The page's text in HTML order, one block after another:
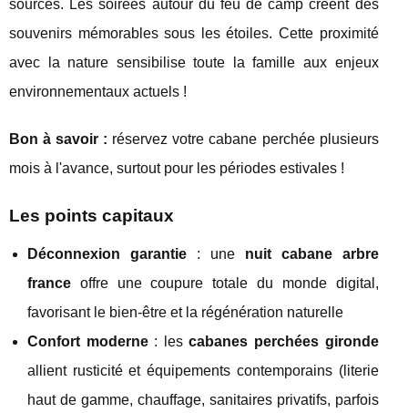
sources. Les soirées autour du feu de camp créent des
souvenirs mémorables sous les étoiles. Cette proximité
avec la nature sensibilise toute la famille aux enjeux
environnementaux actuels !
Bon à savoir : réservez votre cabane perchée plusieurs
mois à l'avance, surtout pour les périodes estivales !
Les points capitaux
Déconnexion garantie: une nuit cabane arbre
france offre une coupure totale du monde digital,
favorisant le bien-être et la régénération naturelle
Confort moderne: lescabanes perchées gironde
allient rusticité et équipements contemporains (literie
haut de gamme, chauffage, sanitaires privatifs, parfois